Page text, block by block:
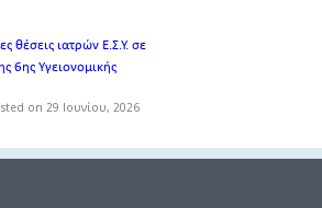
θέσεις ιατρών Ε.Σ.Υ. σε
6ης Υγειονομικής
on 29 Ιουνίου, 2026